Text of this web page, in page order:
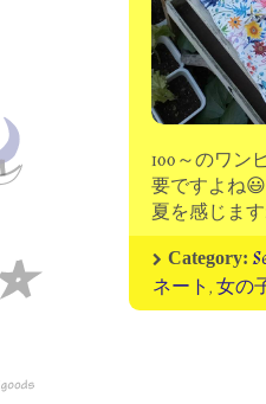
minna kitchen
contact
100～のワン
要ですよね😃
夏を感じま
Category:
ネート,女の